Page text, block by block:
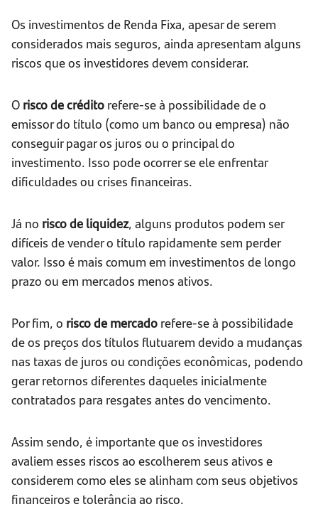
Os investimentos de Renda Fixa, apesar de serem
considerados mais seguros, ainda apresentam alguns
riscos que os investidores devem considerar.
O risco de crédito refere-se à possibilidade de o
emissor do título (como um banco ou empresa) não
conseguir pagar os juros ou o principal do
investimento. Isso pode ocorrer se ele enfrentar
dificuldades ou crises financeiras.
Já no risco de liquidez, alguns produtos podem ser
difíceis de vender o título rapidamente sem perder
valor. Isso é mais comum em investimentos de longo
prazo ou em mercados menos ativos.
Por fim, o risco de mercado refere-se à possibilidade
de os preços dos títulos flutuarem devido a mudanças
nas taxas de juros ou condições econômicas, podendo
gerar retornos diferentes daqueles inicialmente
contratados para resgates antes do vencimento.
Assim sendo, é importante que os investidores
avaliem esses riscos ao escolherem seus ativos e
considerem como eles se alinham com seus objetivos
financeiros e tolerância ao risco.